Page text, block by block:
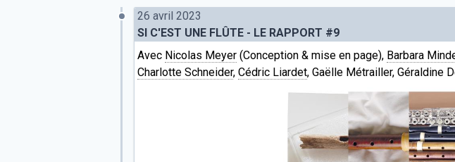
26 avril 2023
SI C'EST UNE FLÛTE - LE RAPPORT #9
Avec Nicolas Meyer (Conception & mise en page), Barbara
Charlotte Schneider, Cédric Liardet, Gaëlle Métrailler, Géraldine